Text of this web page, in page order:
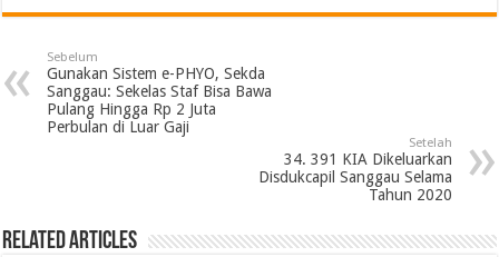
Sebelum
Gunakan Sistem e-PHYO, Sekda
Sanggau: Sekelas Staf Bisa Bawa
Pulang Hingga Rp 2 Juta
Perbulan di Luar Gaji
Setelah
34. 391 KIA Dikeluarkan
Disdukcapil Sanggau Selama
Tahun 2020
Related Articles